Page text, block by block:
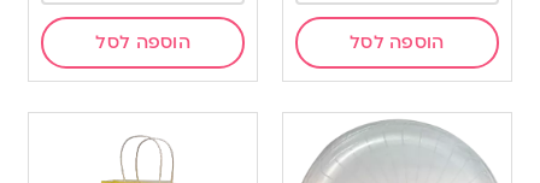
הוספה לסל הוספה לסל